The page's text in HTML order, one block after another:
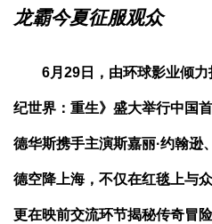
龙霸今夏征服观众
6月29日，由环球影业倾力
纪世界：重生》盛大举行中国
德华斯携手主演斯嘉丽·约翰逊
德空降上海，不仅在红毯上与
更在映前交流环节揭秘传奇冒